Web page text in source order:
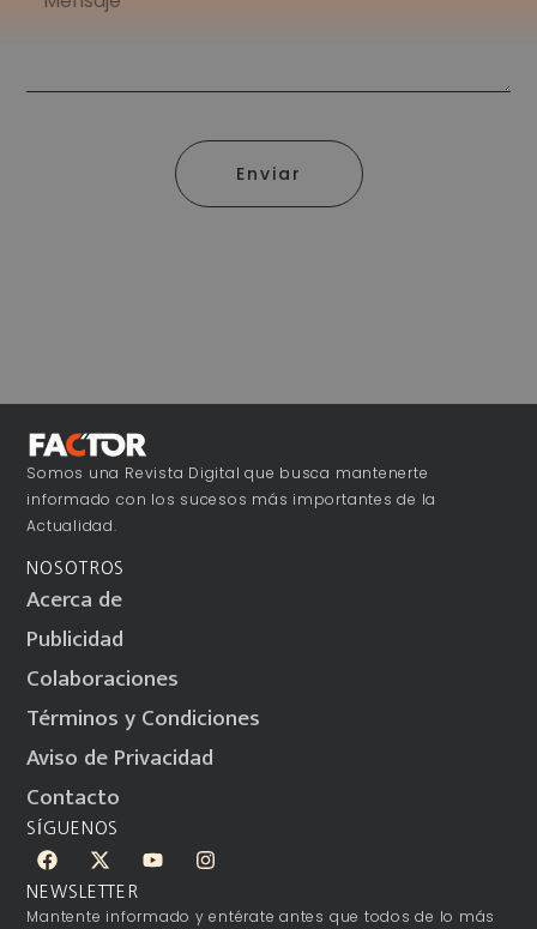
Enviar
Somos una Revista Digital que busca mantenerte
informado con los sucesos más importantes de la
Actualidad.
NOSOTROS
Acerca de
Publicidad
Colaboraciones
Términos y Condiciones
Aviso de Privacidad
Contacto
SÍGUENOS
NEWSLETTER
Mantente informado y entérate antes que todos de lo más